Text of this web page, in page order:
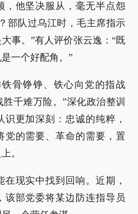
，他坚决服从，毫无半点怨
部队过乌江时，毛主席指示
事。”有人评价张云逸：“既
一个好配角。”
骨铮铮、铁心向党的指战
千难万险。”深化政治整训
识更加深刻：忠诚的纯粹，
党的需要、革命的需要，置
。
在现实中找到回响。近期，
该部党委将某边防连指导员